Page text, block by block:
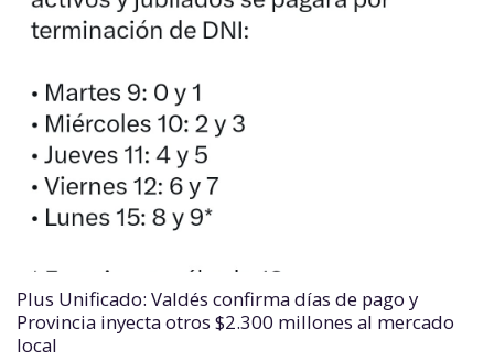
Plus Unificado: Valdés confirma días de pago y
Provincia inyecta otros $2.300 millones al mercado
local